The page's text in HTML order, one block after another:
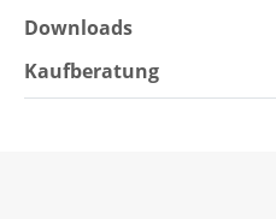
Downloads
Kaufberatung